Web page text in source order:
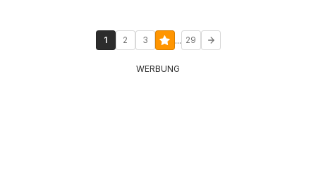
1 2 3 ... 29
WERBUNG